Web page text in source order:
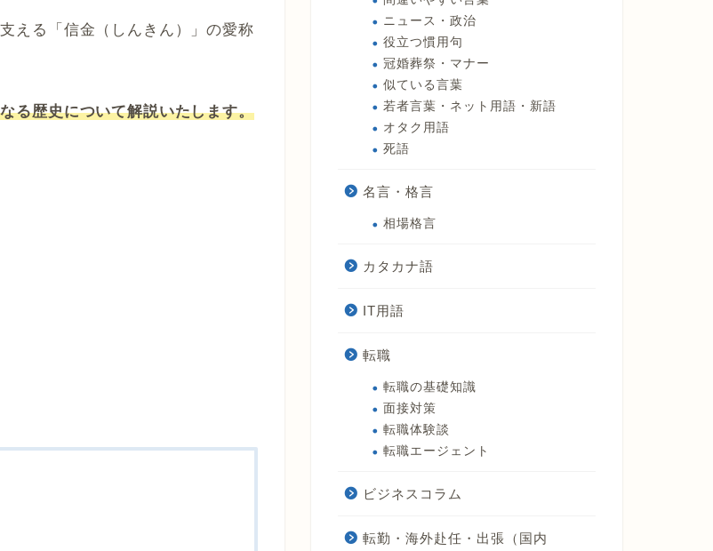
える「信金（しんきん）」の愛称
る歴史について解説いたします。
ニュース・政治
役立つ慣用句
冠婚葬祭・マナー
似ている言葉
若者言葉・ネット用語・新語
オタク用語
死語
名言・格言
相場格言
カタカナ語
IT用語
転職
転職の基礎知識
面接対策
転職体験談
転職エージェント
ビジネスコラム
転勤・海外赴任・出張（国内